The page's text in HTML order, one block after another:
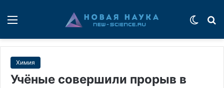
Химия
Учёные совершили прорыв в